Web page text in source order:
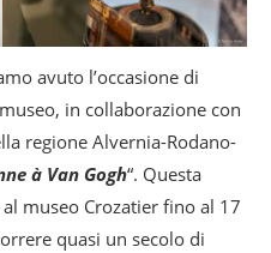
avuto l’occasione di
in collaborazione con
regione Alvernia-Rodano-
à Van Gogh“. Questa
museo Crozatier fino al 17
quasi un secolo di